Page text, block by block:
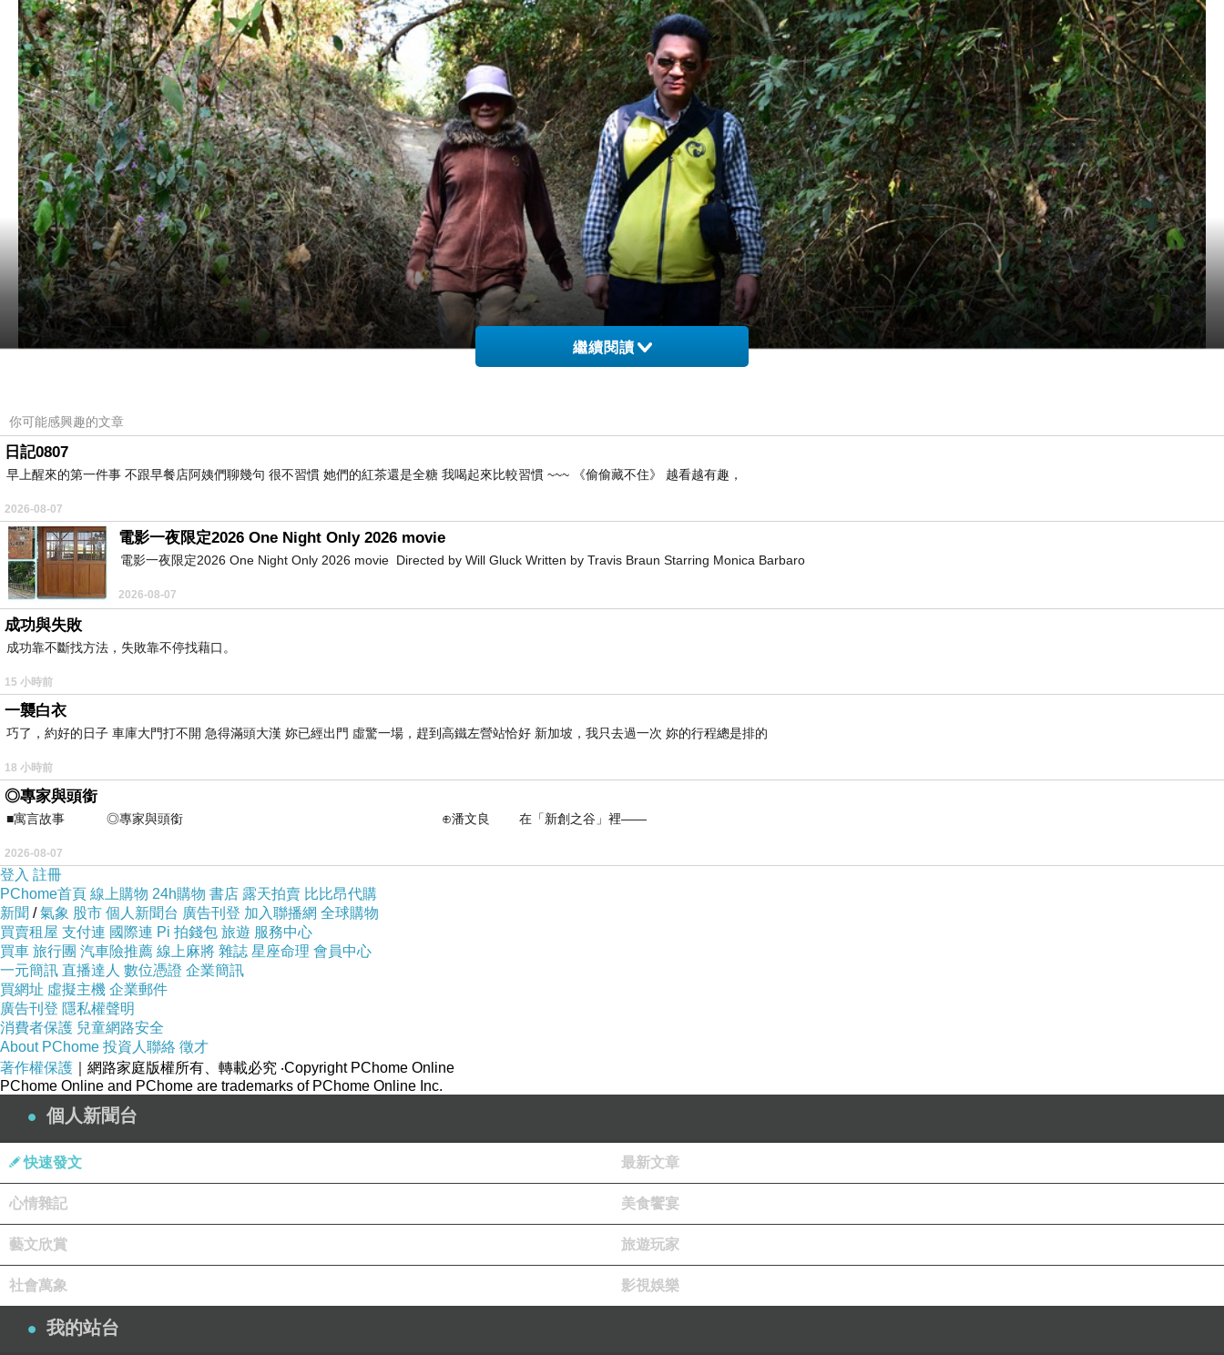
繼續閱讀
你可能感興趣的文章
日記0807
早上醒來的第一件事 不跟早餐店阿姨們聊幾句 很不習慣 她們的紅茶還是全糖 我喝起來比較習慣 ~~~ 《偷偷藏不住》 越看越有趣，
2026-08-07
電影一夜限定2026 One Night Only 2026 movie
電影一夜限定2026 One Night Only 2026 movie Directed by Will Gluck Written by Travis Braun Starring Monica Barbaro
2026-08-07
成功與失敗
成功靠不斷找方法，失敗靠不停找藉口。
15 小時前
一襲白衣
巧了，約好的日子 車庫大門打不開 急得滿頭大漢 妳已經出門 虛驚一場，趕到高鐵左營站恰好 新加坡，我只去過一次 妳的行程總是排的
18 小時前
◎專家與頭銜
■寓言故事 ◎專家與頭銜 ⊕潘文良 在「新創之谷」裡——
2026-08-07
登入 註冊
PChome首頁 線上購物 24h購物 書店 露天拍賣 比比昂代購
新聞 /氣象 股市 個人新聞台 廣告刊登 加入聯播網 全球購物
買賣租屋 支付連 國際連 Pi 拍錢包 旅遊 服務中心
買車 旅行團 汽車險推薦 線上麻將 雜誌 星座命理 會員中心
一元簡訊 直播達人 數位憑證 企業簡訊
買網址 虛擬主機 企業郵件
廣告刊登 隱私權聲明
消費者保護 兒童網路安全
About PChome 投資人聯絡 徵才
著作權保護 ｜網路家庭版權所有、轉載必究 ‧Copyright PChome Online
PChome Online and PChome are trademarks of PChome Online Inc.
個人新聞台
快速發文 最新文章
心情雜記 美食饗宴
藝文欣賞 旅遊玩家
社會萬象 影視娛樂
我的站台